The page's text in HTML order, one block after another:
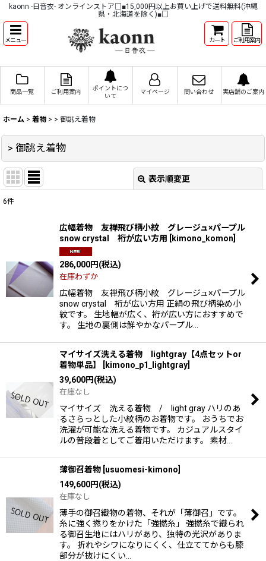
kaonn -日音衣- オンラインストア□■15,000円以上お買い上げで送料無料(沖縄
県・北海道を除く)■□
メニュー カート ご利用案内
商品一覧 ご利用案内
ポイントにつ
いて
マイページ 問い合わせ 実店舗のご案内
ホーム > 着物 > > 御誂え着物
> 御誂え着物
表示順変更
6件
広幅着物 友禅飛び柄小紋 グレージュ×パープル
snow crystal 裄が広い方用
kimono_komon
286,000円(税込)
在庫わずか
広幅着物 友禅飛び柄小紋 グレージュ×パープル
snow crystal 裄が広い方用 正絹の飛び柄染め小
紋です。 生地幅が広く、裄が広い方におすすめで
す。 生地の裏側は鮮やかなパープル…
マイサイズ洗える着物 lightgray【4点セットor
着物単品】
kimono_p1_lightgray
39,600円(税込)
在庫なし
マイサイズ 洗える着物 / light gray ハリのあ
るさらっとした小紋柄のお着物です。 おうちでお
洗濯が可能な洗える着物です。 カジュアルスタイ
ルの普段着としてご着用いただけます。 素材…
薄御召着物 usuomesi-kimono
149,600円(税込)
在庫なし
薄手の御召織物の着物、それが「薄御召」です。
糸に強く撚りをかけた「強撚糸」 強撚糸で織られ
る御召生地にはハリがあり、独特の光沢がありま
す。 折れやシワになりにくく、仕立ててからも膝
部分が抜けにくい…